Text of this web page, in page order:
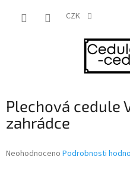
CZK
Plechová cedule
zahrádce
Průměrné
Neohodnoceno Podrobnosti